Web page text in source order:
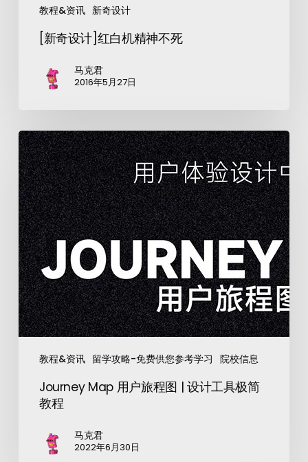
教程&资讯 新奇设计
[新奇设计]红白机精神不死
马克君
2016年5月27日
教程&资讯 留学攻略-免费供您参考学习 院校信息
Journey Map 用户旅程图 | 设计工具极简
教程
马克君
2022年6月30日